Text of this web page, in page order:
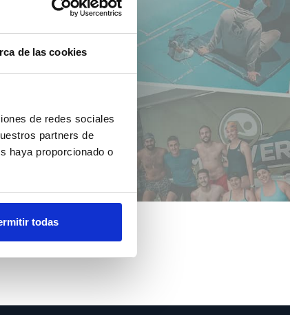
de las cookies
de redes sociales
partners de
haya proporcionado o
todas